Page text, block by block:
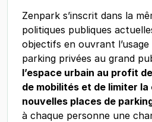
Zenpark s’inscrit dans la
politiques publiques
objectifs en ouvrant l’usage
parking privées au grand
l’espace urbain au profit
de mobilités et de limiter
nouvelles places de
à chaque personne une